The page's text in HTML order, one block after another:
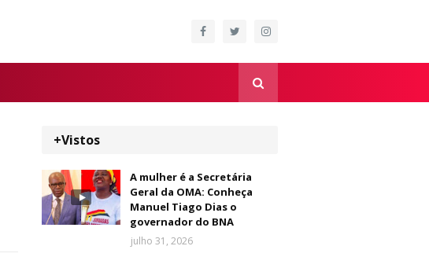
+Vistos
A mulher é a Secretária
Geral da OMA: Conheça
Manuel Tiago Dias o
governador do BNA
julho 31, 2026